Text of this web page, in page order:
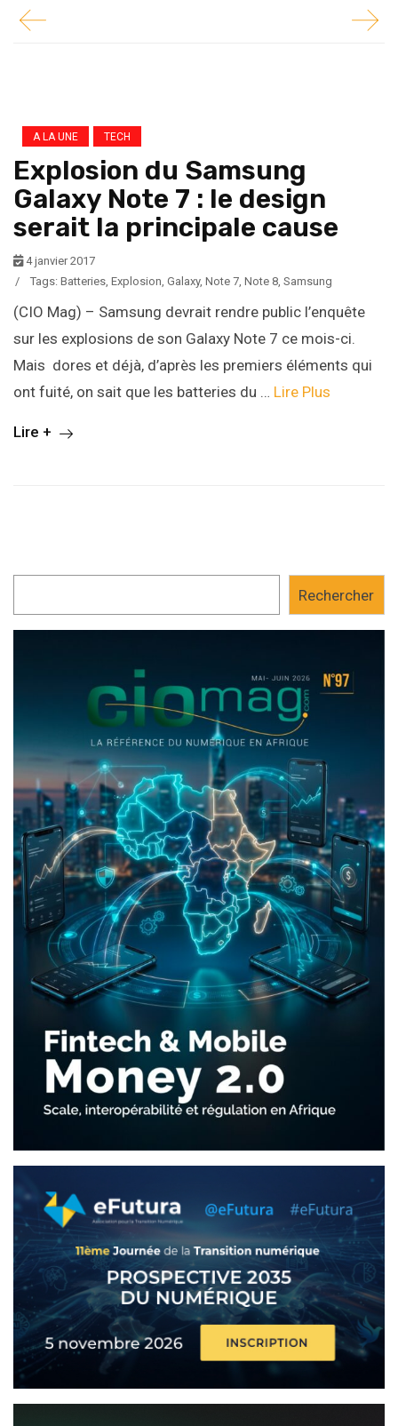
A LA UNE TECH
Explosion du Samsung
Galaxy Note 7 : le design
serait la principale cause
4 janvier 2017
/
Tags: Batteries, Explosion, Galaxy, Note 7, Note 8, Samsung
(CIO Mag) – Samsung devrait rendre public l’enquête
sur les explosions de son Galaxy Note 7 ce mois-ci.
Mais dores et déjà, d’après les premiers éléments qui
ont fuité, on sait que les batteries du … Lire Plus
Lire +
Rechercher